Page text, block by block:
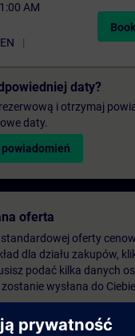
AM
EN
daty?
i otrzymaj
daty.
powiadomień
oferta
oferty
dla działu zakupów,
podać kilka danych
wysłana do